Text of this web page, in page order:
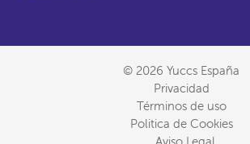
© 2026 Yuccs España
Privacidad
Términos de uso
Politica de Cookies